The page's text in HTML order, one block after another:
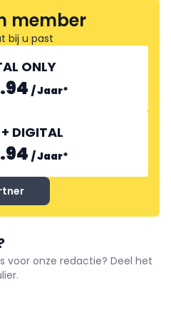
member
bij u past
ONLY
/Jaar*
DIGITAL
/Jaar*
voor onze redactie? Deel het